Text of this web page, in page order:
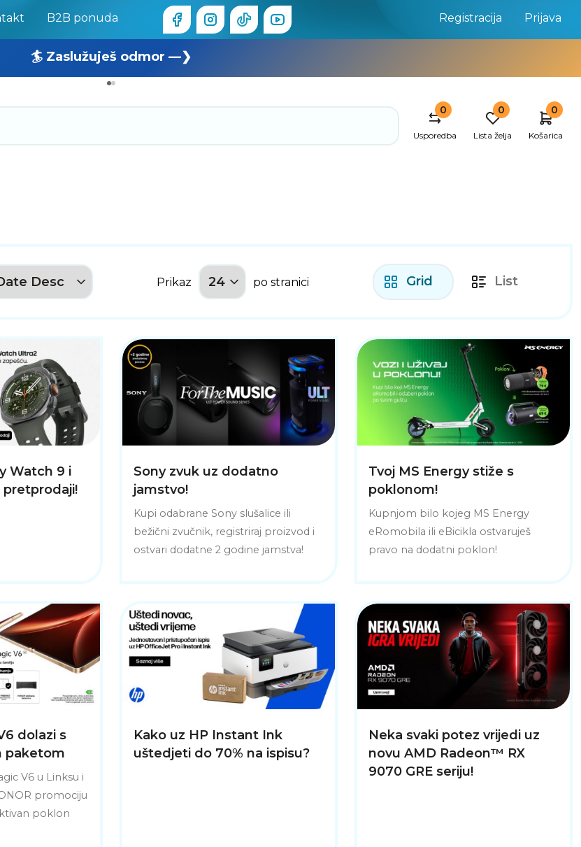
B2B ponuda Registracija Prijava
🏄 Zaslužuješ odmor —❯
TOTALNA RASPRODAJA —❯
0
Usporedba
0
Lista želja
0
Košarica
Prikaz po stranici Grid List
Watch 9 i
Sony zvuk uz dodatno
jamstvo!
Kupi odabrane Sony slušalice ili
bežični zvučnik, registriraj proizvod i
ostvari dodatne 2 godine jamstva!
Tvoj MS Energy stiže s
poklonom!
Kupnjom bilo kojeg MS Energy
eRomobila ili eBicikla ostvaruješ
pravo na dodatni poklon!
dolazi s
paketom
V6 u Linksu i
promociju
poklon
Kako uz HP Instant Ink
uštedjeti do 70% na ispisu?
Neka svaki potez vrijedi uz
novu AMD Radeon™ RX
9070 GRE seriju!